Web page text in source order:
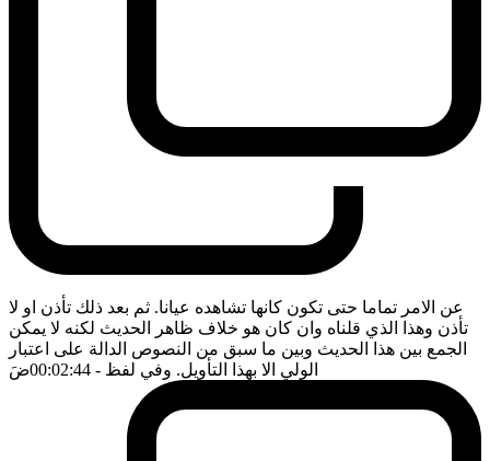
عن الامر تماما حتى تكون كانها تشاهده عيانا. ثم بعد ذلك تأذن او لا
تأذن وهذا الذي قلناه وان كان هو خلاف ظاهر الحديث لكنه لا يمكن
الجمع بين هذا الحديث وبين ما سبق من النصوص الدالة على اعتبار
الولي الا بهذا التأويل. وفي لفظ - 00:02:44 ضَ